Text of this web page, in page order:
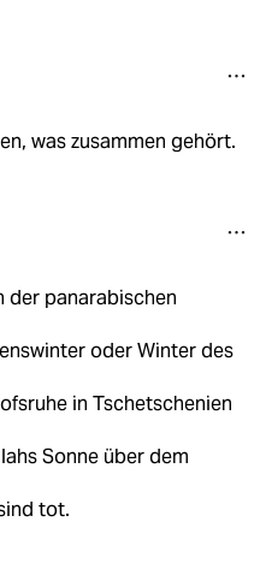
was zusammen gehört.
der panarabischen
oder Winter des
in Tschetschenien
Sonne über dem
tot.